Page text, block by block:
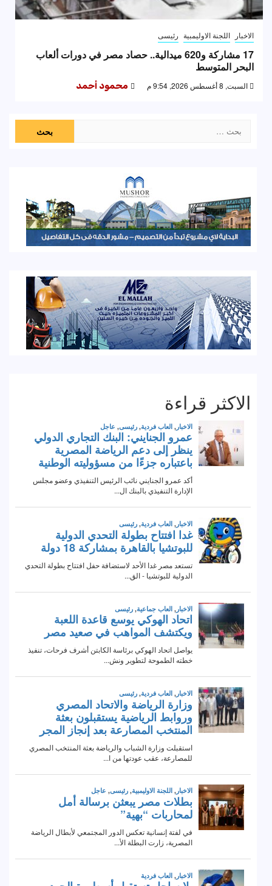
الاخبار اللجنة الاوليمبية رئيسى
17 مشاركة و620 ميدالية.. حصاد مصر في دورات ألعاب
البحر المتوسط
السبت, 8 أغسطس 2026, 9:54 م محمود أحمد
عن:
الاكثر قراءة